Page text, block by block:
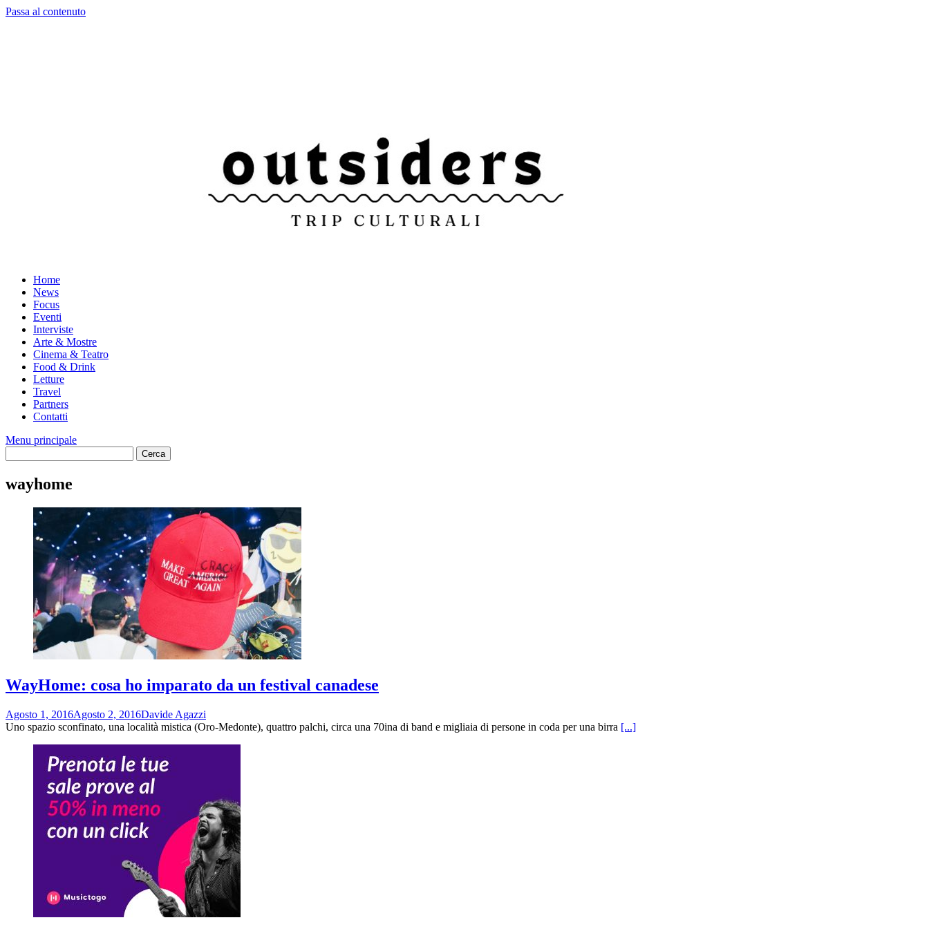
Passa al contenuto
Home
News
Focus
Eventi
Interviste
Arte & Mostre
Cinema & Teatro
Food & Drink
Letture
Travel
Partners
Contatti
Menu principale
wayhome
WayHome: cosa ho imparato da un festival canadese
Agosto 1, 2016Agosto 2, 2016Davide Agazzi
Uno spazio sconfinato, una località mistica (Oro-Medonte), quattro palchi, circa una 70ina di band e migliaia di persone in coda per una birra [...]